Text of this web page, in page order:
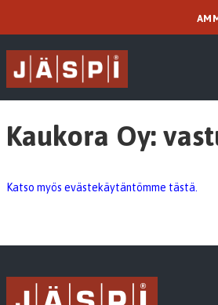
Kaukora Oy:
Katso myös evästekäytäntömme tästä.